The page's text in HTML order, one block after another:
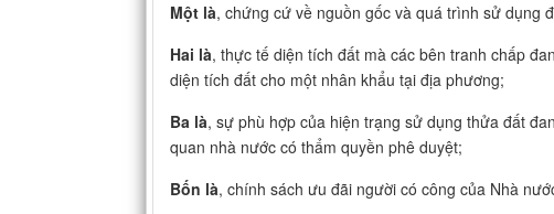
Một là, chứng cứ về nguồn gốc và quá trình sử dụng
Hai là, thực tế diện tích đất mà các bên tranh chấp
diện tích đất cho một nhân khẩu tại địa phương;
Ba là, sự phù hợp của hiện trạng sử dụng thửa đất
quan nhà nước có thẩm quyền phê duyệt;
Bốn là, chính sách ưu đãi người có công của Nhà